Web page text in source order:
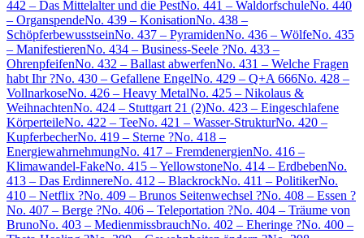
442 – Das Mittelalter und die PestNo. 441 – WaldorfschuleNo. 440
– OrganspendeNo. 439 – KonisationNo. 438 –
SchöpferbewusstseinNo. 437 – PyramidenNo. 436 – WölfeNo. 435
– ManifestierenNo. 434 – Business-Seele ?No. 433 –
OhrenpfeifenNo. 432 – Ballast abwerfenNo. 431 – Welche Fragen
habt Ihr ?No. 430 – Gefallene EngelNo. 429 – Q+A 666No. 428 –
VollnarkoseNo. 426 – Heavy MetalNo. 425 – Nikolaus &
WeihnachtenNo. 424 – Stuttgart 21 (2)No. 423 – Eingeschlafene
KörperteileNo. 422 – TeeNo. 421 – Wasser-StrukturNo. 420 –
KupferbecherNo. 419 – Sterne ?No. 418 –
EnergiewahrnehmungNo. 417 – FremdenergienNo. 416 –
Klimawandel-FakeNo. 415 – YellowstoneNo. 414 – ErdbebenNo.
413 – Das ErdinnereNo. 412 – BlackrockNo. 411 – PolitikerNo.
410 – Netflix ?No. 409 – Brunos Seitenwechsel ?No. 408 – Essen ?
No. 407 – Berge ?No. 406 – Teleportation ?No. 404 – Träume von
BrunoNo. 403 – MedienmissbrauchNo. 402 – Eheringe ?No. 400 –